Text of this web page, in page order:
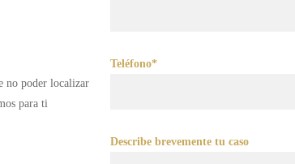
no poder localizar
para ti
Teléfono*
Describe brevemente tu caso